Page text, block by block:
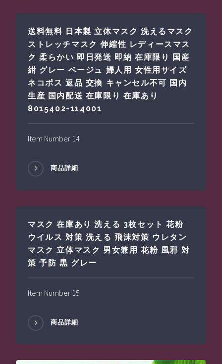
送料無料 日本製 立体マスク 洗えるマスク
ストレッチマスク 伸縮性 レディースマス
ク 柔らかい 即日発送 即納 在庫限り 国産
紺 グレー ベージュ 婦人用 女性用サイズ
ネコポス 返品 交換 キャンセル不可 国内
生産 国内配送 在庫限り 在庫あり
8015402-114001
Item Number 14
商品詳細
マスク 在庫あり 洗える 3枚セット 花粉
ウイルス 対策 洗える 飛沫対策 ウレタン
マスク 立体マスク 男女兼用 花粉 風邪 対
策 予防 黒 グレー
Item Number 15
商品詳細